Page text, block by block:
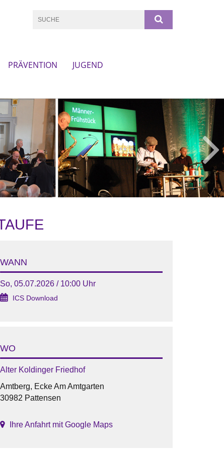
PRÄVENTION
JUGEND
WANN
So, 05.07.2026 / 10:00 Uhr
ICS Download
WO
Alter Koldinger Friedhof
Amtberg, Ecke Am Amtgarten
30982 Pattensen
Ihre Anfahrt mit Google Maps